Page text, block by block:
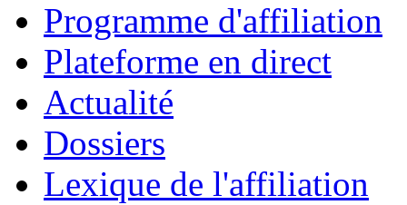
Programme d'affiliation
Plateforme en direct
Actualité
Dossiers
Lexique de l'affiliation